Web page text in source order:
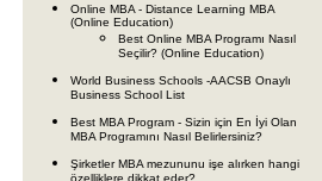
Online MBA - Distance Learning MBA
(Online Education)
Best Online MBA Programı Nasıl
Seçilir? (Online Education)
World Business Schools -AACSB Onaylı
Business School List
Best MBA Program - Sizin için En İyi Olan
MBA Programını Nasıl Belirlersiniz?
Şirketler MBA mezununu işe alırken hangi